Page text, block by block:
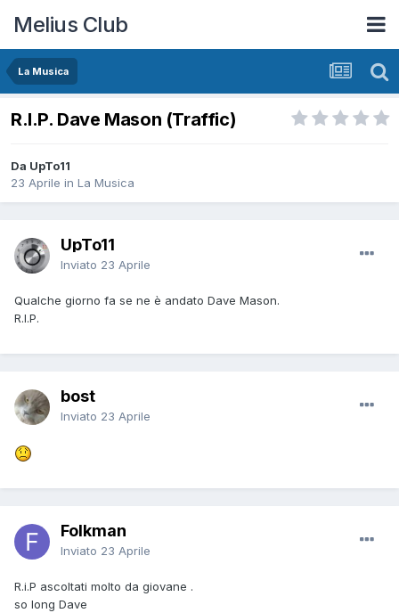
Melius Club
La Musica
R.I.P. Dave Mason (Traffic)
Da UpTo11
23 Aprile in La Musica
UpTo11
Inviato 23 Aprile
Qualche giorno fa se ne è andato Dave Mason.
R.I.P.
bost
Inviato 23 Aprile
Folkman
Inviato 23 Aprile
R.i.P ascoltati molto da giovane .
so long Dave